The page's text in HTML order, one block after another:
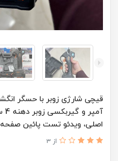
اصلی، ویدئو تست پائین صفحه
از 3